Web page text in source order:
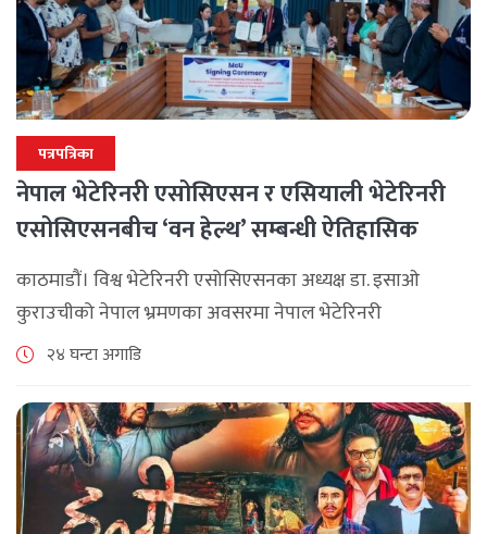
पत्रपत्रिका
नेपाल भेटेरिनरी एसोसिएसन र एसियाली भेटेरिनरी
एसोसिएसनबीच ‘वन हेल्थ’ सम्बन्धी ऐतिहासिक
समझदारी
काठमाडौं। विश्व भेटेरिनरी एसोसिएसनका अध्यक्ष डा. इसाओ
कुराउचीको नेपाल भ्रमणका अवसरमा नेपाल भेटेरिनरी
एसोसिएसनले अन्तर्राष्ट्रिय सहकार्यलाई नयाँ उचाइमा पुर्‍याउँदै
जनाएको छ। भ्रमणका क्रममा विश्व [...]
२४ घन्टा अगाडि